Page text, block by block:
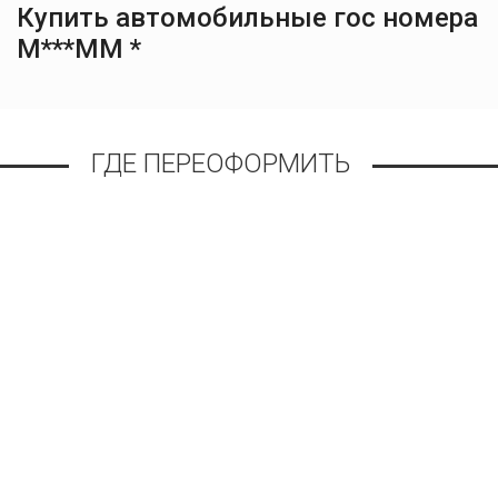
Купить автомобильные гос номера
М***ММ *
ГДЕ ПЕРЕОФОРМИТЬ